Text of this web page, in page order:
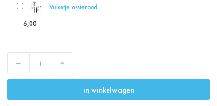
Vulsetje assieraad
6,00
Verlaag Verhoog
in winkelwagen